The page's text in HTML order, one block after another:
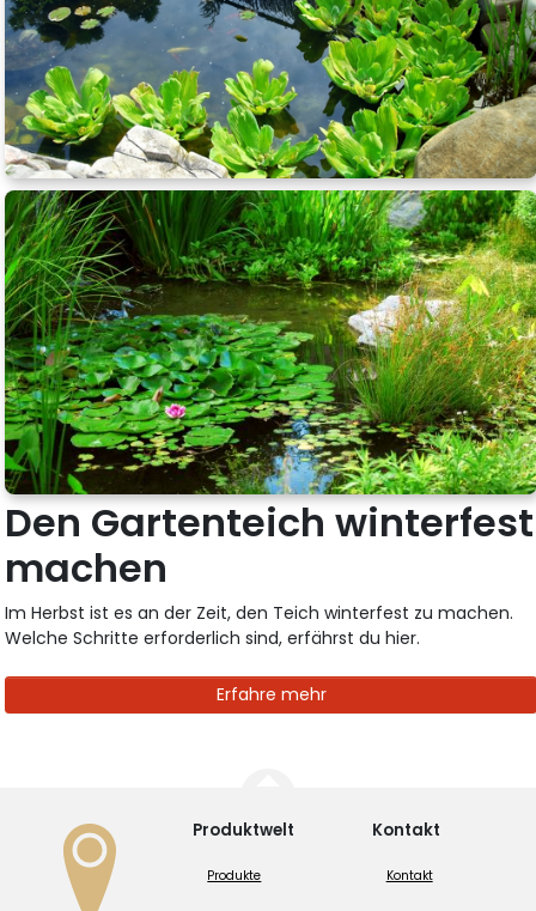
Den Gartenteich winterfest
machen
Im Herbst ist es an der Zeit, den Teich winterfest zu machen.
Welche Schritte erforderlich sind, erfährst du hier.
Erfahre mehr
Produktwelt
Produkte
Kontakt
Kontakt